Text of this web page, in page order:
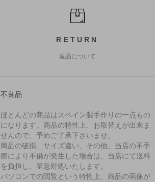
RETURN
返品について
不良品
ほとんどの商品はスペイン製手作りの一点もの
になります。商品の特性上、お取替えが出来ま
せんので、予めご了承下さいませ。
商品の破損、サイズ違い、その他、当店の不手
際により不備が発生した場合は、当店にて送料
を負担し、至急対処いたします。
パソコンでの閲覧という特性上、商品の画像が